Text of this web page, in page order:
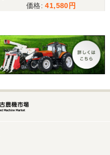
41,580